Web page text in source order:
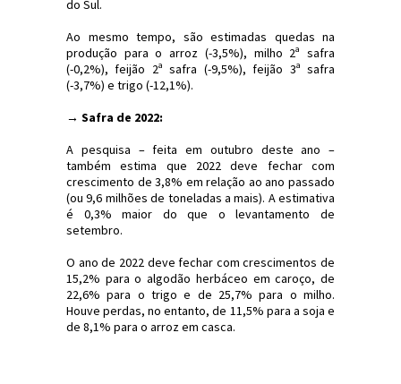
do Sul.
Ao mesmo tempo, são estimadas quedas na
produção para o arroz (-3,5%), milho 2ª safra
(-0,2%), feijão 2ª safra (-9,5%), feijão 3ª safra
(-3,7%) e trigo (-12,1%).
→ Safra de 2022:
A pesquisa – feita em outubro deste ano –
também estima que 2022 deve fechar com
crescimento de 3,8% em relação ao ano passado
(ou 9,6 milhões de toneladas a mais). A estimativa
é 0,3% maior do que o levantamento de
setembro.
O ano de 2022 deve fechar com crescimentos de
15,2% para o algodão herbáceo em caroço, de
22,6% para o trigo e de 25,7% para o milho.
Houve perdas, no entanto, de 11,5% para a soja e
de 8,1% para o arroz em casca.